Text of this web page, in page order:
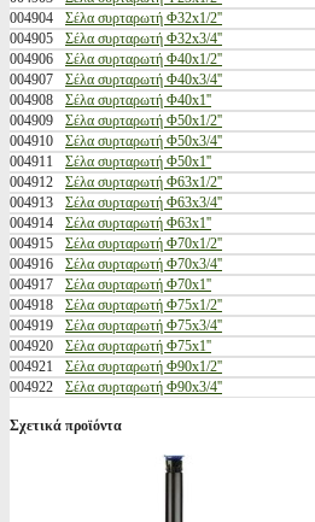
004904
Σέλα συρταρωτή Φ32x1/2''
004905
Σέλα συρταρωτή Φ32x3/4''
004906
Σέλα συρταρωτή Φ40x1/2''
004907
Σέλα συρταρωτή Φ40x3/4''
004908
Σέλα συρταρωτή Φ40x1''
004909
Σέλα συρταρωτή Φ50x1/2''
004910
Σέλα συρταρωτή Φ50x3/4''
004911
Σέλα συρταρωτή Φ50x1''
004912
Σέλα συρταρωτή Φ63x1/2''
004913
Σέλα συρταρωτή Φ63x3/4''
004914
Σέλα συρταρωτή Φ63x1''
004915
Σέλα συρταρωτή Φ70x1/2''
004916
Σέλα συρταρωτή Φ70x3/4''
004917
Σέλα συρταρωτή Φ70x1''
004918
Σέλα συρταρωτή Φ75x1/2''
004919
Σέλα συρταρωτή Φ75x3/4''
004920
Σέλα συρταρωτή Φ75x1''
004921
Σέλα συρταρωτή Φ90x1/2''
004922
Σέλα συρταρωτή Φ90x3/4''
Σχετικά προϊόντα